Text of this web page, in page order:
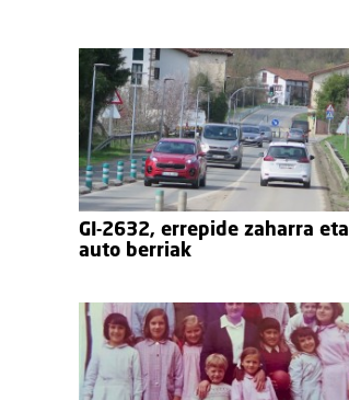
GI-2632, errepide zaharra eta
auto berriak